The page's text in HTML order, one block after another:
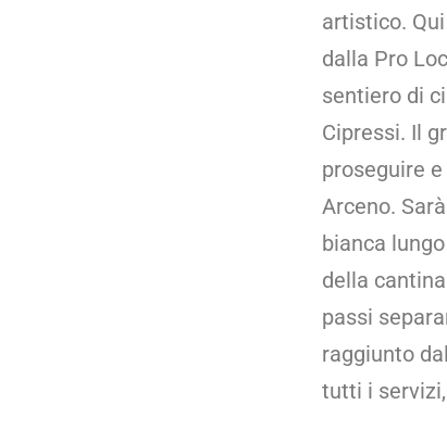
artistico.
dalla Pro
sentiero di
Cipressi. Il
proseguire
Arceno.
bianca
della
passi
raggiunto
tutti i